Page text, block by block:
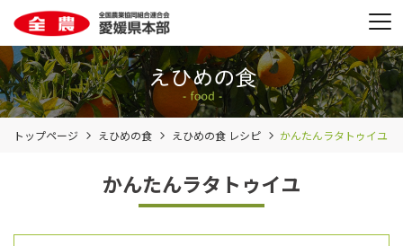
トップページ えひめの食 えひめの食 レシピ かんたんラタトゥイユ
かんたんラタトゥイユ